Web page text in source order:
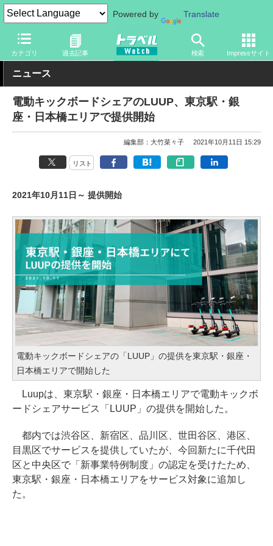
Powered by Translate
カテゴリ 過去記事 検索 Impressサイト
トラベル Watch 地域 国内旅行 東京
ニュース
電動キックボードシェアのLUUP、東京駅・銀
座・日本橋エリアで提供開始
編集部：大竹菜々子 2021年10月11日 15:29
リスト
2021年10月11日～ 提供開始
電動キックボードシェアの「LUUP」の提供を東京駅・銀座・
日本橋エリアで開始した
Luupは、東京駅・銀座・日本橋エリアで電動キックボ
ードシェアサービス「LUUP」の提供を開始した。
都内では渋谷区、新宿区、品川区、世田谷区、港区、
目黒区でサービスを提供していたが、今回新たに千代田
区と中央区で「新事業特例制度」の認定を受けたため、
東京駅・銀座・日本橋エリアをサービス対象に追加し
た。